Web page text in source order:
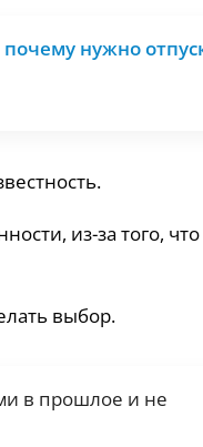
нужно
из-за того, что
выбор.
в прошлое и не